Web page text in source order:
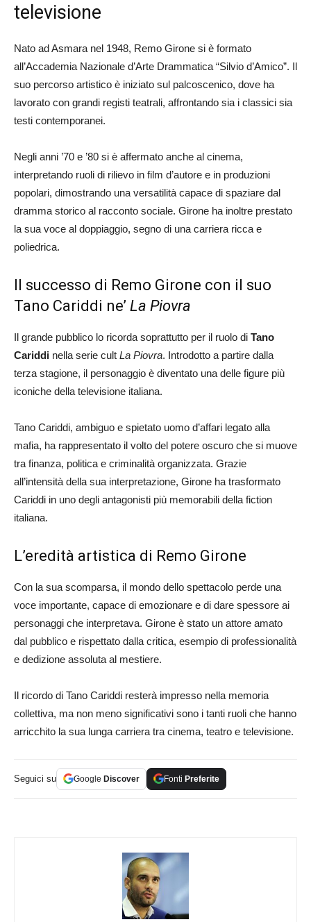
televisione
Nato ad Asmara nel 1948, Remo Girone si è formato
all’Accademia Nazionale d’Arte Drammatica “Silvio d’Amico”. Il
suo percorso artistico è iniziato sul palcoscenico, dove ha
lavorato con grandi registi teatrali, affrontando sia i classici sia
testi contemporanei.
Negli anni ’70 e ’80 si è affermato anche al cinema,
interpretando ruoli di rilievo in film d’autore e in produzioni
popolari, dimostrando una versatilità capace di spaziare dal
dramma storico al racconto sociale. Girone ha inoltre prestato
la sua voce al doppiaggio, segno di una carriera ricca e
poliedrica.
Il successo di Remo Girone con il suo
Tano Cariddi ne’ La Piovra
Il grande pubblico lo ricorda soprattutto per il ruolo di Tano
Cariddi nella serie cult La Piovra. Introdotto a partire dalla
terza stagione, il personaggio è diventato una delle figure più
iconiche della televisione italiana.
Tano Cariddi, ambiguo e spietato uomo d’affari legato alla
mafia, ha rappresentato il volto del potere oscuro che si muove
tra finanza, politica e criminalità organizzata. Grazie
all’intensità della sua interpretazione, Girone ha trasformato
Cariddi in uno degli antagonisti più memorabili della fiction
italiana.
L’eredità artistica di Remo Girone
Con la sua scomparsa, il mondo dello spettacolo perde una
voce importante, capace di emozionare e di dare spessore ai
personaggi che interpretava. Girone è stato un attore amato
dal pubblico e rispettato dalla critica, esempio di professionalità
e dedizione assoluta al mestiere.
Il ricordo di Tano Cariddi resterà impresso nella memoria
collettiva, ma non meno significativi sono i tanti ruoli che hanno
arricchito la sua lunga carriera tra cinema, teatro e televisione.
Seguici su Google Discover Fonti Preferite